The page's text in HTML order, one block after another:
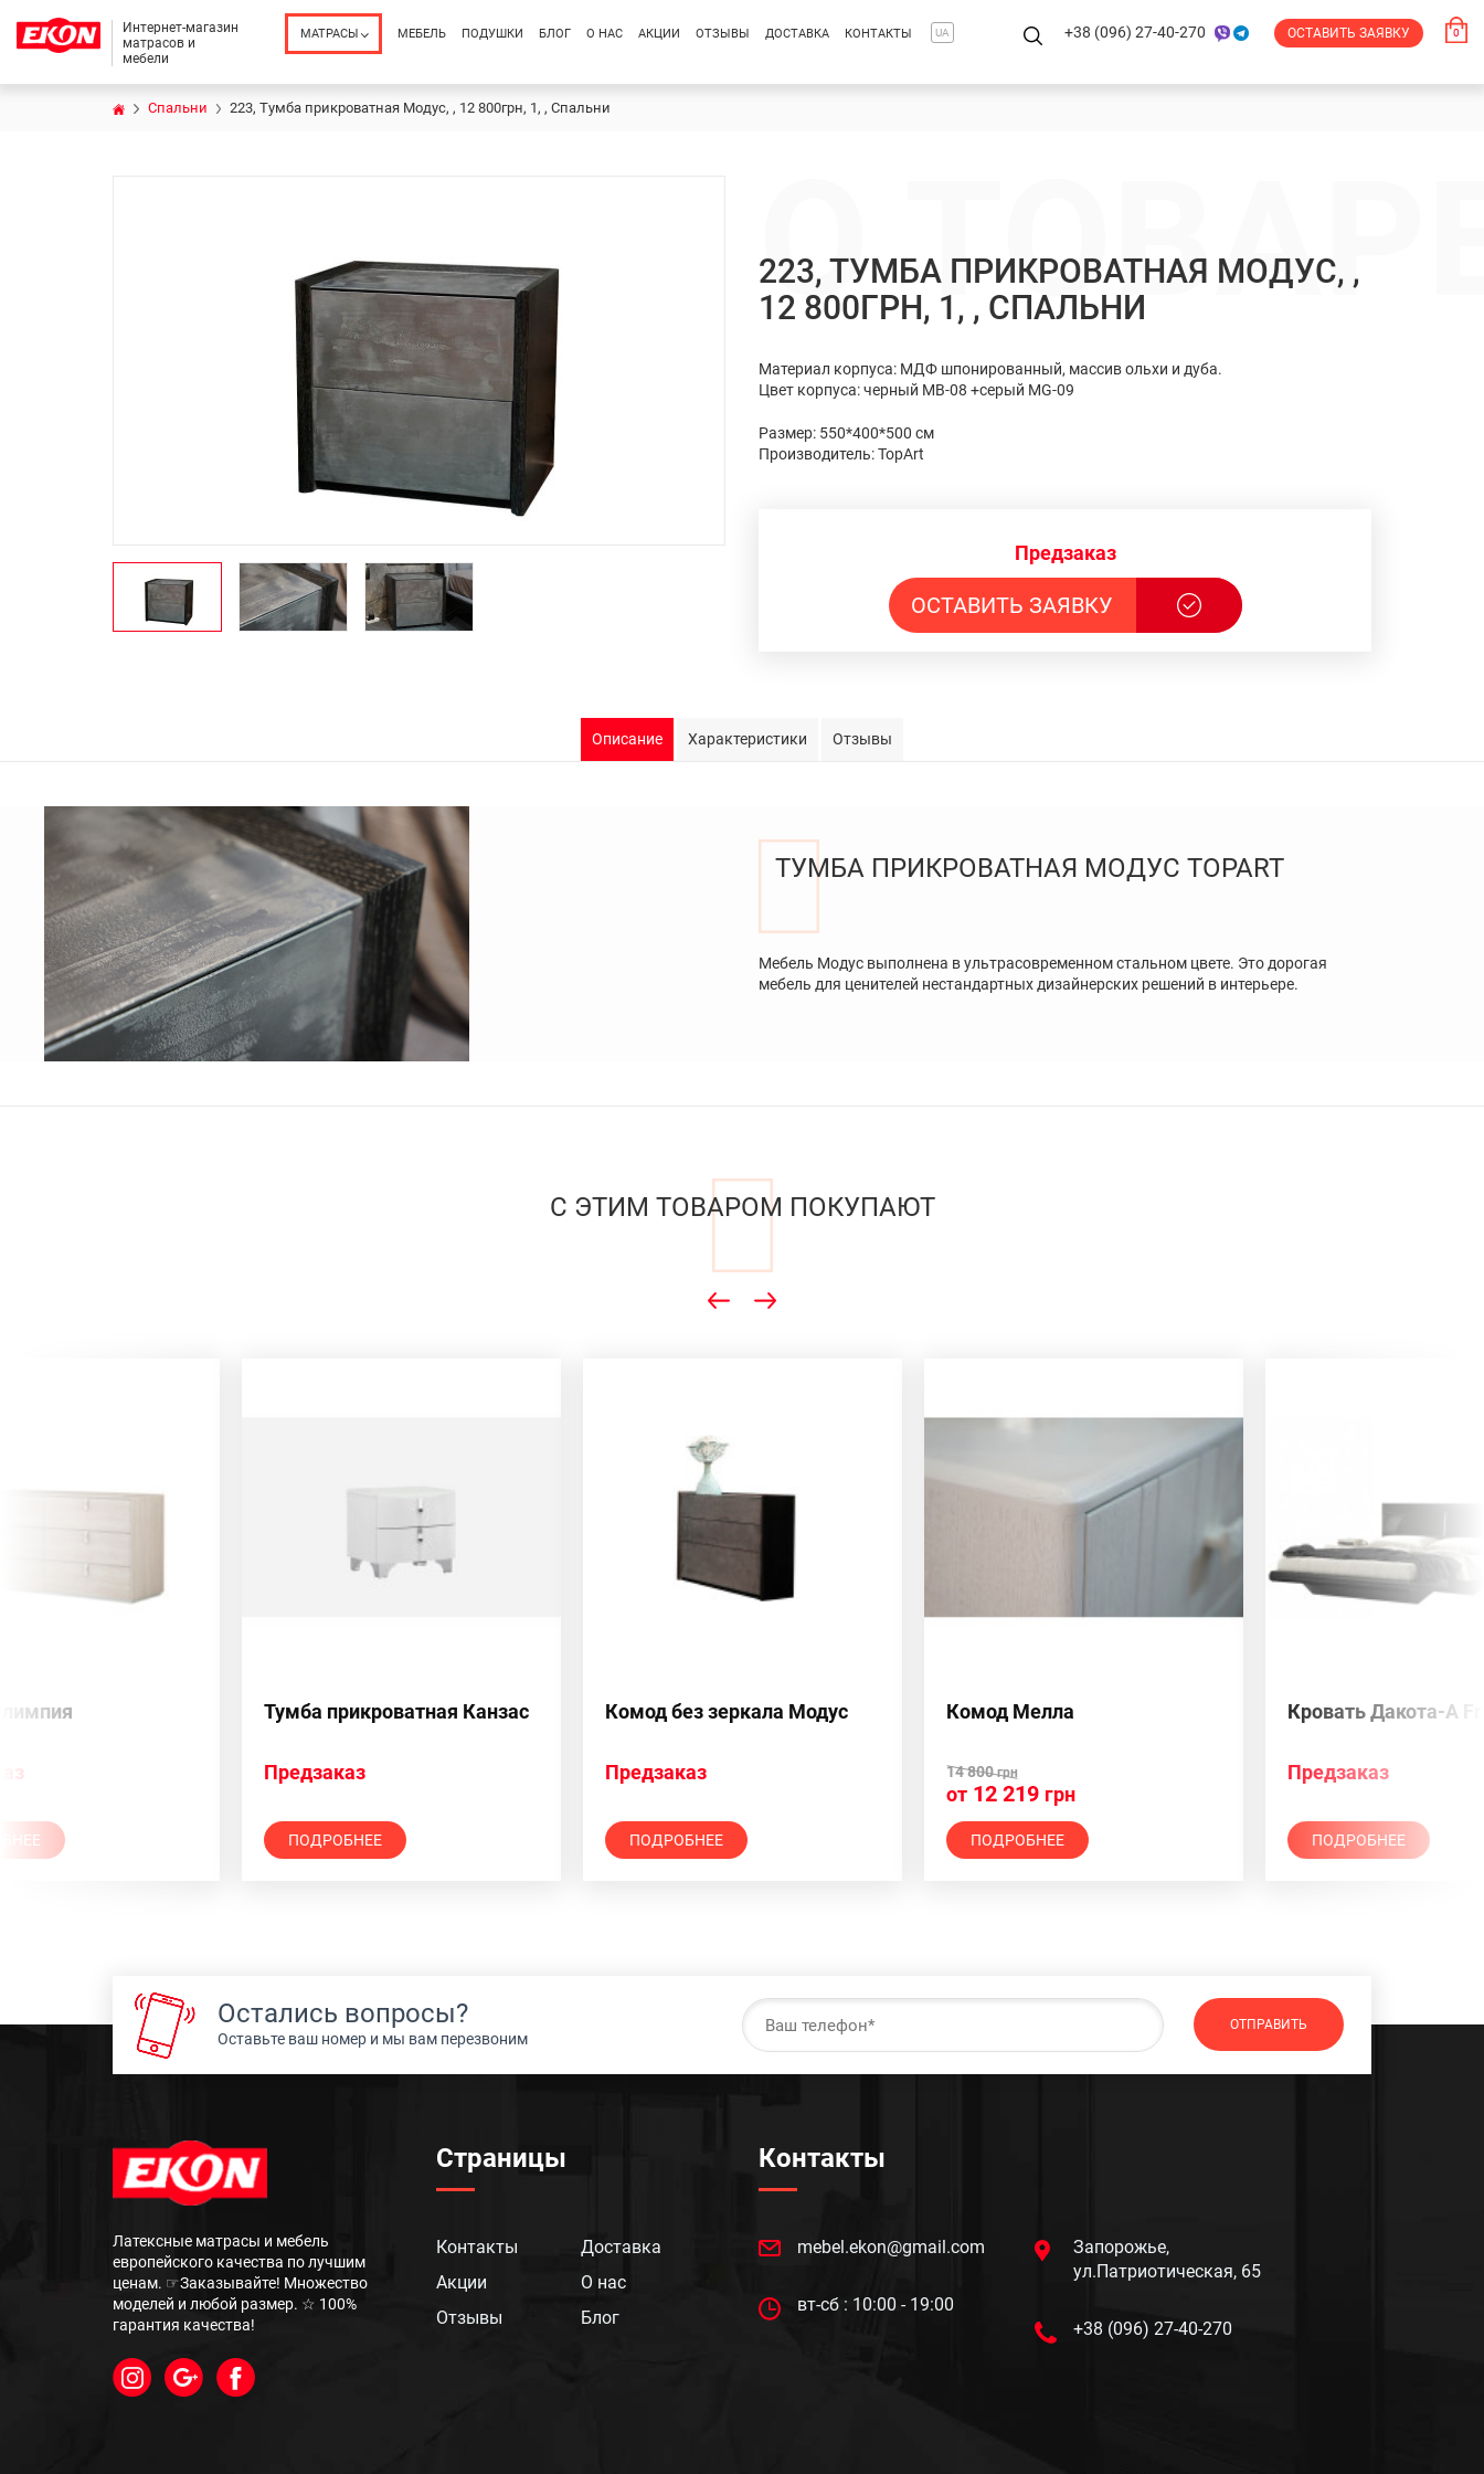
Интернет-магазин
матрасов и
мебели
МАТРАСЫ МЕБЕЛЬ ПОДУШКИ БЛОГ О НАС АКЦИИ ОТЗЫВЫ ДОСТАВКА КОНТАКТЫ UA +38 (096) 27-40-270 ОСТАВИТЬ ЗАЯВКУ 0
Спальни 223, Тумба прикроватная Модус, , 12 800грн, 1, , Спальни
223, ТУМБА ПРИКРОВАТНАЯ МОДУС, ,
12 800ГРН, 1, , СПАЛЬНИ
О
Материал корпуса: МДФ шпонированный, массив ольхи и дуба.
Цвет корпуса: черный МВ-08 +серый MG-09
Размер: 550*400*500 см
Производитель: TopArt
Предзаказ
ОСТАВИТЬ ЗАЯВКУ
Описание Характеристики Отзывы
ТУМБА ПРИКРОВАТНАЯ МОДУС TOPART
Мебель Модус выполнена в ультрасовременном стальном цвете. Это дорогая
мебель для ценителей нестандартных дизайнерских решений в интерьере.
С ЭТИМ ТОВАРОМ ПОКУПАЮТ
Тумба прикроватная Канзас
Предзаказ
ПОДРОБНЕЕ
Комод без зеркала Модус
Предзаказ
ПОДРОБНЕЕ
Комод Мелла
14 800грн
от 12 219 грн
ПОДРОБНЕЕ
Кровать Дакота-А
Предзаказ
ПОДРОБНЕЕ
Остались вопросы?
Оставьте ваш номер и мы вам перезвоним
Латексные матрасы и мебель
европейского качества по лучшим
ценам. ☞Заказывайте! Множество
моделей и любой размер. ☆ 100%
гарантия качества!
Страницы
Контакты
Доставка
Акции
О нас
Отзывы
Блог
Контакты
mebel.ekon@gmail.com
вт-сб : 10:00 - 19:00
Запорожье,
ул.Патриотическая, 65
+38 (096) 27-40-270